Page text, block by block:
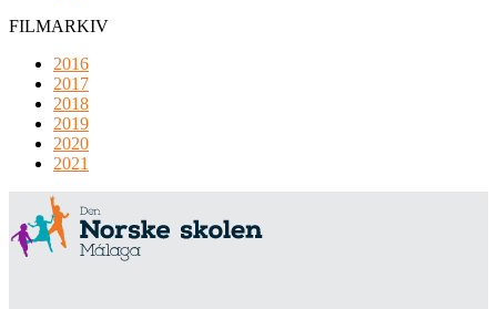
FILMARKIV
2016
2017
2018
2019
2020
2021